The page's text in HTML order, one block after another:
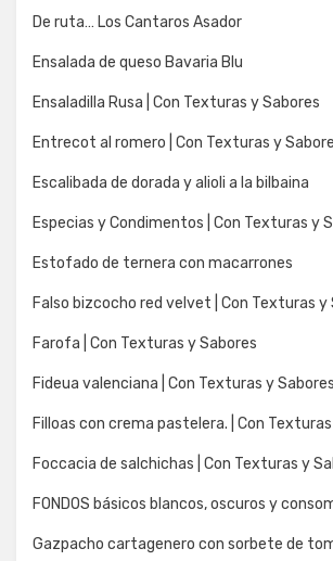
De ruta… Los Cantaros Asador
Ensalada de queso Bavaria Blu
Ensaladilla Rusa | Con Texturas y Sabores
Entrecot al romero | Con Texturas y
Escalibada de dorada y alioli a la bilbaina
Especias y Condimentos | Con Texturas y
Estofado de ternera con macarrones
Falso bizcocho red velvet | Con Texturas y
Farofa | Con Texturas y Sabores
Fideua valenciana | Con Texturas y Sabores
Filloas con crema pastelera. | Con
Foccacia de salchichas | Con Texturas y
FONDOS básicos blancos, oscuros y
Gazpacho cartagenero con sorbete de